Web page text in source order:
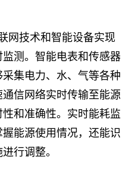
网技术和智能设备实现
测。智能电表和传感器
集电力、水、气等各种
信网络实时传输至能源
和准确性。实时能耗监
能源使用情况，还能识
行调整。